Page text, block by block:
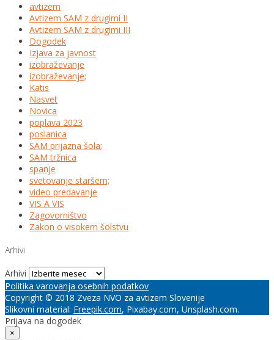
avtizem
Avtizem SAM z drugimi II
Avtizem SAM z drugimi III
Dogodek
Izjava za javnost
izobraževanje
izobraževanje;
Katis
Nasvet
Novica
poplava 2023
poslanica
SAM prijazna šola;
SAM tržnica
spanje
svetovanje staršem;
video predavanje
VIS A VIS
Zagovorništvo
Zakon o visokem šolstvu
Arhivi
Arhivi
Politika varovanja osebnih podatkov
Copyright © 2018 Zveza NVO za avtizem Slovenije
Slikovni material: Freepik.com, Pixabay.com, Unsplash.com.
Prijava na dogodek
×